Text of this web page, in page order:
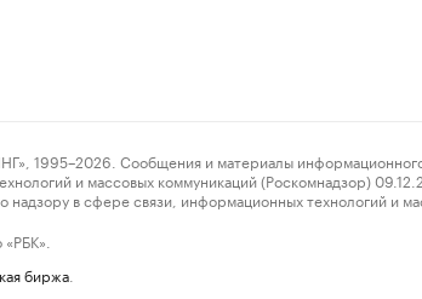
Сообщения и материалы информационного
и массовых коммуникаций (Роскомнадзор)
в сфере связи, информационных технологий
биржа